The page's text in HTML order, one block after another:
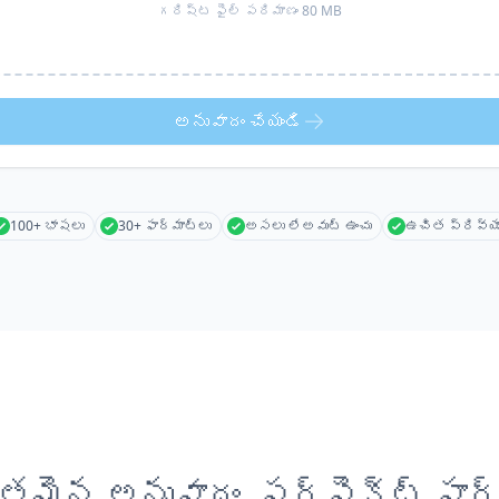
గరిష్ట ఫైల్ పరిమాణం 80 MB
అనువాదం చేయండి
100+ భాషలు 30+ ఫార్మాట్లు అసలు లేఅవుట్ ఉంచు ఉచిత